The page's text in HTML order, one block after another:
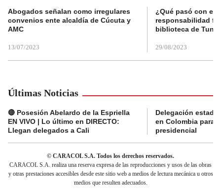
Abogados señalan como irregulares
convenios ente alcaldía de Cúcuta y
AMC
13/07/2023
¿Qué pasó con el
responsabilidad
biblioteca de
29/08/2023
Últimas Noticias
🔴 Posesión Abelardo de la Espriella
EN VIVO | Lo último en DIRECTO:
Llegan delegados a Cali
Delegación
en Colombia para
presidencial
© CARACOL S.A. Todos los derechos reservados.
CARACOL S.A. realiza una reserva expresa de las reproducciones y usos de las obras
y otras prestaciones accesibles desde este sitio web a medios de lectura mecánica u otros
medios que resulten adecuados.